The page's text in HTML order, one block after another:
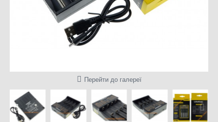
Перейти до галереї